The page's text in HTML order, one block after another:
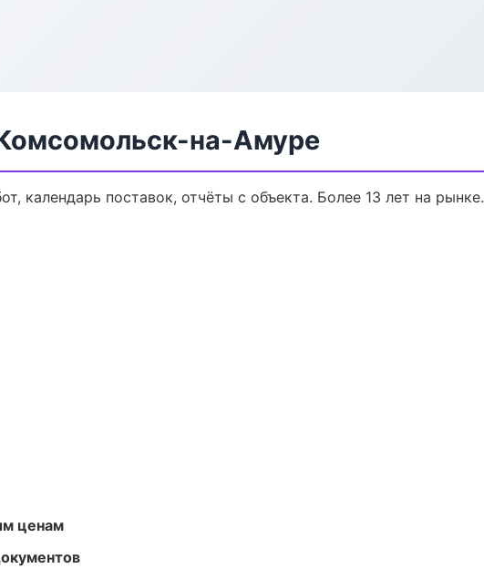
на-Амуре
календарь поставок, отчёты с объекта. Более 13 лет на рынке.
ценам